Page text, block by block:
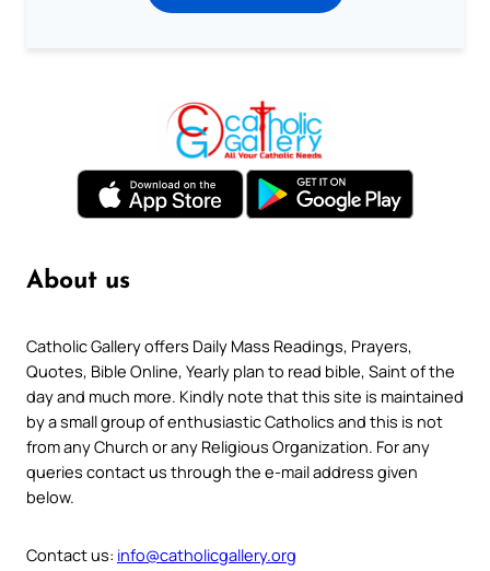
About us
Catholic Gallery offers Daily Mass Readings, Prayers,
Quotes, Bible Online, Yearly plan to read bible, Saint of the
day and much more. Kindly note that this site is maintained
by a small group of enthusiastic Catholics and this is not
from any Church or any Religious Organization. For any
queries contact us through the e-mail address given
below.
Contact us: info@catholicgallery.org